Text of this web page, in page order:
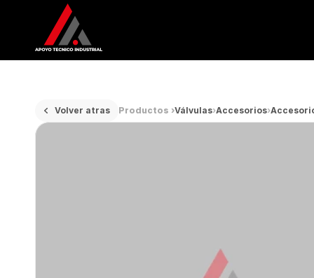
Volver atras Productos ›Válvulas›Accesorios›